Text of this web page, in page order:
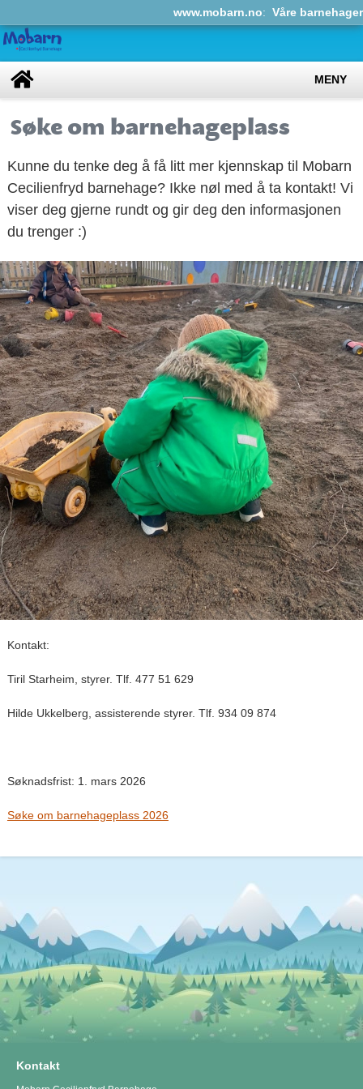
www.mobarn.no: Våre barnehager
MENY
Søke om barnehageplass
Kunne du tenke deg å få litt mer kjennskap til Mobarn
Cecilienfryd barnehage? Ikke nøl med å ta kontakt! Vi
viser deg gjerne rundt og gir deg den informasjonen
du trenger :)
Kontakt:
Tiril Starheim, styrer. Tlf. 477 51 629
Hilde Ukkelberg, assisterende styrer. Tlf. 934 09 874
Søknadsfrist: 1. mars 2026
Søke om barnehageplass 2026
Kontakt